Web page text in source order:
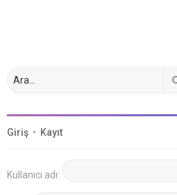
Giriş • Kayıt
Kullanıcı adı: